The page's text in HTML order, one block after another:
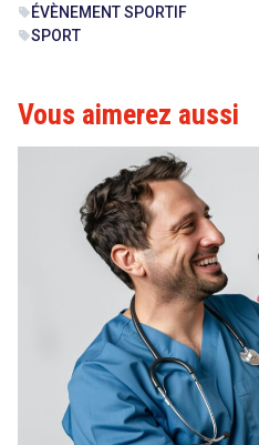
sell ÉVÈNEMENT SPORTIF
sellSPORT
Vous aimerez aussi